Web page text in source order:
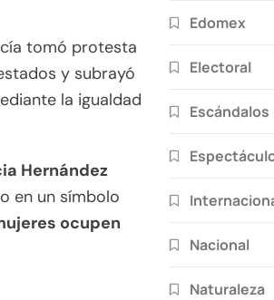
tomó protesta
y subrayó
la igualdad
Hernández
en un símbolo
ocupen
Edomex
Electoral
Escándalos
Nacional
Naturaleza